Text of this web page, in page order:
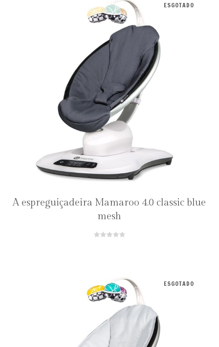
ESGOTADO
A espreguiçadeira Mamaroo 4.0 classic blue
mesh
ESGOTADO